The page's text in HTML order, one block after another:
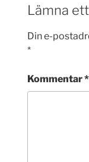
Lämna
Din e-
*
Kommentar*